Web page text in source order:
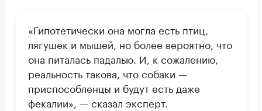
«Гипотетически она могла есть птиц,
лягушек и мышей, но более вероятно, что
она питалась падалью. И, к сожалению,
реальность такова, что собаки —
приспособленцы и будут есть даже
фекалии», — сказал эксперт.